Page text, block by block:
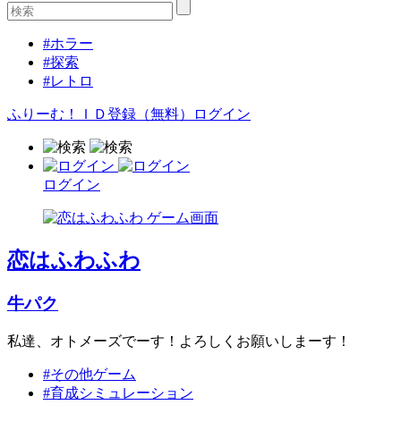
#ホラー
#探索
#レトロ
ふりーむ！ＩＤ登録（無料） ログイン
ログイン
恋はふわふわ
牛パク
私達、オトメーズでーす！よろしくお願いしまーす！
#その他ゲーム
#育成シミュレーション